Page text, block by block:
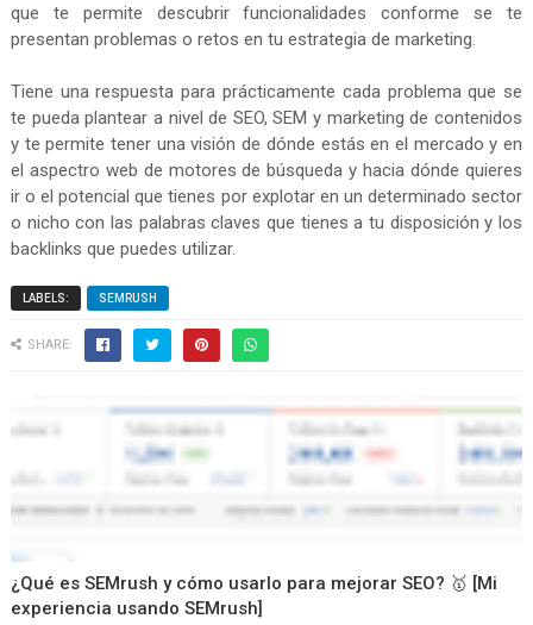
que te permite descubrir funcionalidades conforme se te
presentan problemas o retos en tu estrategia de marketing.
Tiene una respuesta para prácticamente cada problema que se
te pueda plantear a nivel de SEO, SEM y marketing de contenidos
y te permite tener una visión de dónde estás en el mercado y en
el aspectro web de motores de búsqueda y hacia dónde quieres
ir o el potencial que tienes por explotar en un determinado sector
o nicho con las palabras claves que tienes a tu disposición y los
backlinks que puedes utilizar.
LABELS: SEMRUSH
SHARE:
¿Qué es SEMrush y cómo usarlo para mejorar SEO? 🥇 [Mi
experiencia usando SEMrush]